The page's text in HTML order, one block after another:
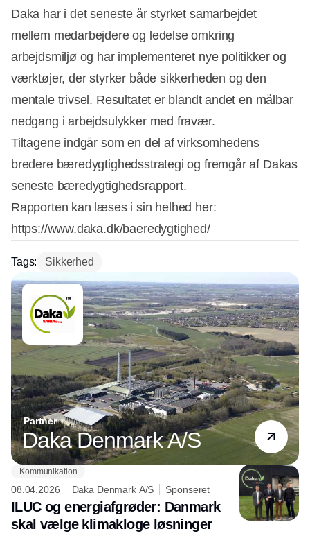
Daka har i det seneste år styrket samarbejdet
mellem medarbejdere og ledelse omkring
arbejdsmiljø og har implementeret nye politikker og
værktøjer, der styrker både sikkerheden og den
mentale trivsel. Resultatet er blandt andet en målbar
nedgang i arbejdsulykker med fravær.
Tiltagene indgår som en del af virksomhedens
bredere bæredygtighedsstrategi og fremgår af Dakas
seneste bæredygtighedsrapport.
Rapporten kan læses i sin helhed her:
https://www.daka.dk/baeredygtighed/
Tags: Sikkerhed
Partner
Daka Denmark A/S
Kommunikation
08.04.2026 Daka Denmark A/S Sponseret
ILUC og energiafgrøder: Danmark
skal vælge klimakloge løsninger